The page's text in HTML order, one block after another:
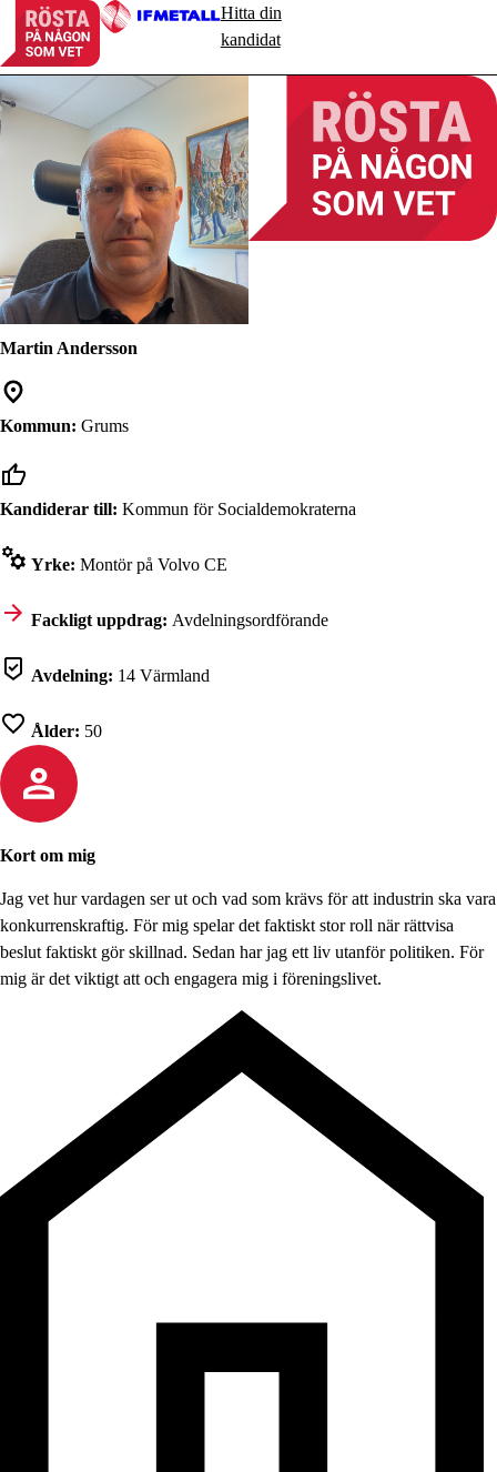
Hitta din
kandidat
Martin Andersson
Kommun: Grums
Kandiderar till: Kommun för Socialdemokraterna
Yrke: Montör på Volvo CE
Fackligt uppdrag: Avdelningsordförande
Avdelning: 14 Värmland
Ålder: 50
Kort om mig
Jag vet hur vardagen ser ut och vad som krävs för att industrin ska vara
konkurrenskraftig. För mig spelar det faktiskt stor roll när rättvisa
beslut faktiskt gör skillnad. Sedan har jag ett liv utanför politiken. För
mig är det viktigt att och engagera mig i föreningslivet.